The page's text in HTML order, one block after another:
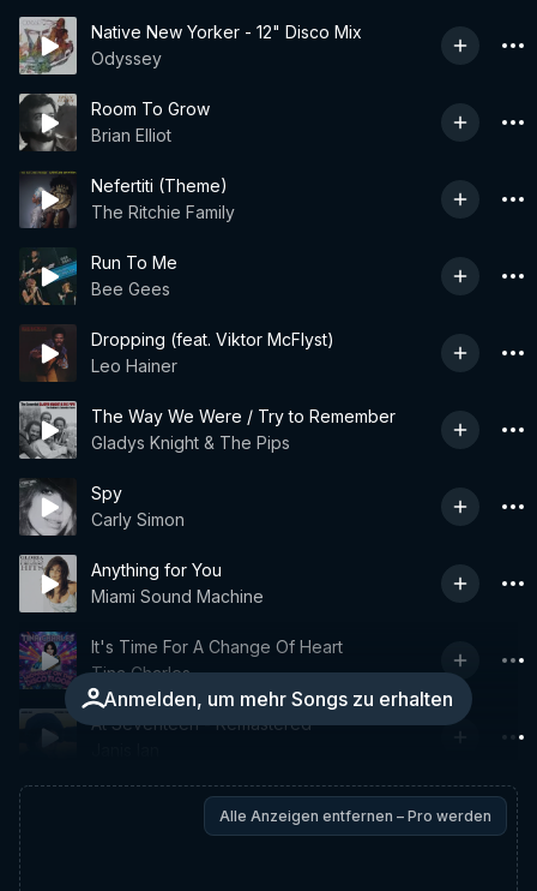
Native New Yorker - 12" Disco Mix
Odyssey
Room To Grow
Brian Elliot
Nefertiti (Theme)
The Ritchie Family
Run To Me
Bee Gees
Dropping (feat. Viktor McFlyst)
Leo Hainer
The Way We Were / Try to Remember
Gladys Knight & The Pips
Spy
Carly Simon
Anything for You
Miami Sound Machine
Anmelden, um mehr Songs zu erhalten
It's Time For A Change Of Heart
Tina Charles
At Seventeen - Remastered
Alle Anzeigen entfernen – Pro werden